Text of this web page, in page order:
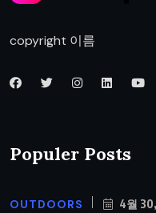
copyright 이름
Populer Posts
OUTDOORS 4월